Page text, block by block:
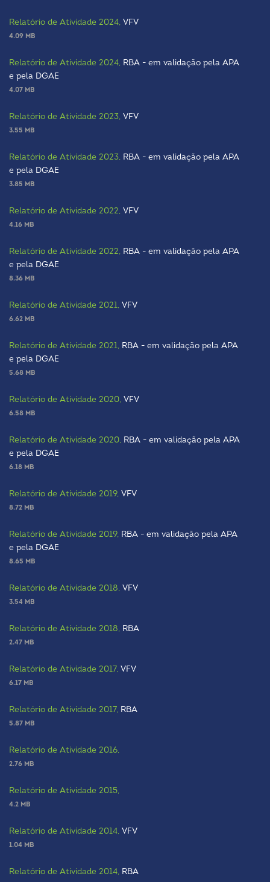
Relatório de Atividade 2024, VFV
4.09 MB
Relatório de Atividade 2024, RBA - em validação pela APA
e pela DGAE
4.07 MB
Relatório de Atividade 2023, VFV
3.55 MB
Relatório de Atividade 2023, RBA - em validação pela APA
e pela DGAE
3.85 MB
Relatório de Atividade 2022, VFV
4.16 MB
Relatório de Atividade 2022, RBA - em validação pela APA
e pela DGAE
8.36 MB
Relatório de Atividade 2021, VFV
6.62 MB
Relatório de Atividade 2021, RBA - em validação pela APA
e pela DGAE
5.68 MB
Relatório de Atividade 2020, VFV
6.58 MB
Relatório de Atividade 2020, RBA - em validação pela APA
e pela DGAE
6.18 MB
Relatório de Atividade 2019, VFV
8.72 MB
Relatório de Atividade 2019, RBA - em validação pela APA
e pela DGAE
8.65 MB
Relatório de Atividade 2018, VFV
3.54 MB
Relatório de Atividade 2018, RBA
2.47 MB
Relatório de Atividade 2017, VFV
6.17 MB
Relatório de Atividade 2017, RBA
5.87 MB
Relatório de Atividade 2016,
2.76 MB
Relatório de Atividade 2015,
4.2 MB
Relatório de Atividade 2014, VFV
1.04 MB
Relatório de Atividade 2014, RBA